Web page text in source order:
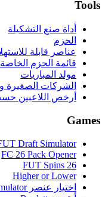
ذات القيمة الأفضل